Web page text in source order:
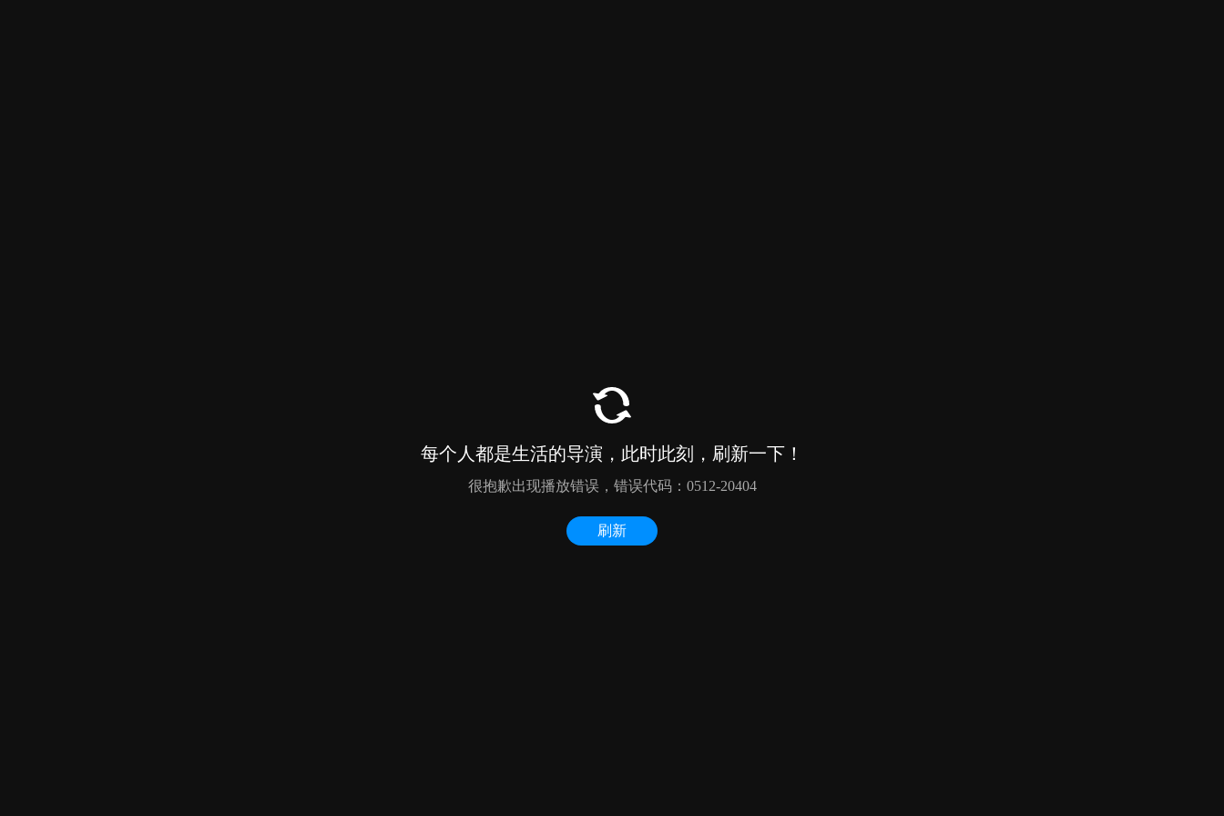
每个人都是生活的导演，此时此刻，刷新一下！
很抱歉出现播放错误，错误代码：0512-20404
刷新